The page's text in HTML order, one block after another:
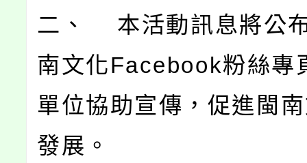
二、 本活動訊息將公
南文化Facebook粉絲專
單位協助宣傳，促進閩
發展。